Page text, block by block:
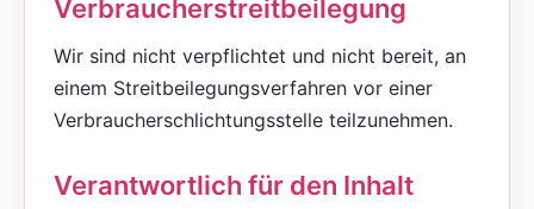
Verbraucher­streit­beilegung
Wir sind nicht verpflichtet und nicht bereit, an
einem Streitbeilegungsverfahren vor einer
Verbraucherschlichtungsstelle teilzunehmen.
Verantwortlich für den Inhalt